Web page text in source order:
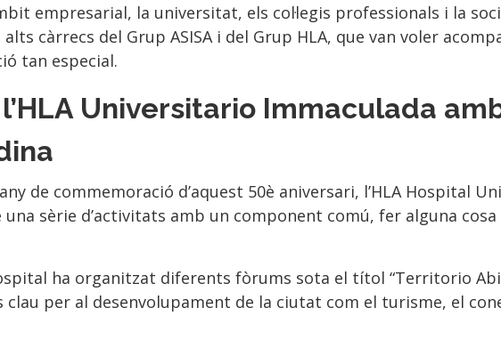
empresarial, la universitat, els col·legis professionals i la
càrrecs del Grup ASISA i del Grup HLA, que van voler
tan especial.
Universitario Immaculada
de commemoració d’aquest 50è aniversari, l’HLA Hospital
sèrie d’activitats amb un component comú, fer alguna
ha organitzat diferents fòrums sota el títol “Territorio
per al desenvolupament de la ciutat com el turisme, el